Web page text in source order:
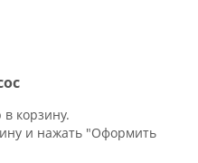
корзину.
и нажать "Оформить